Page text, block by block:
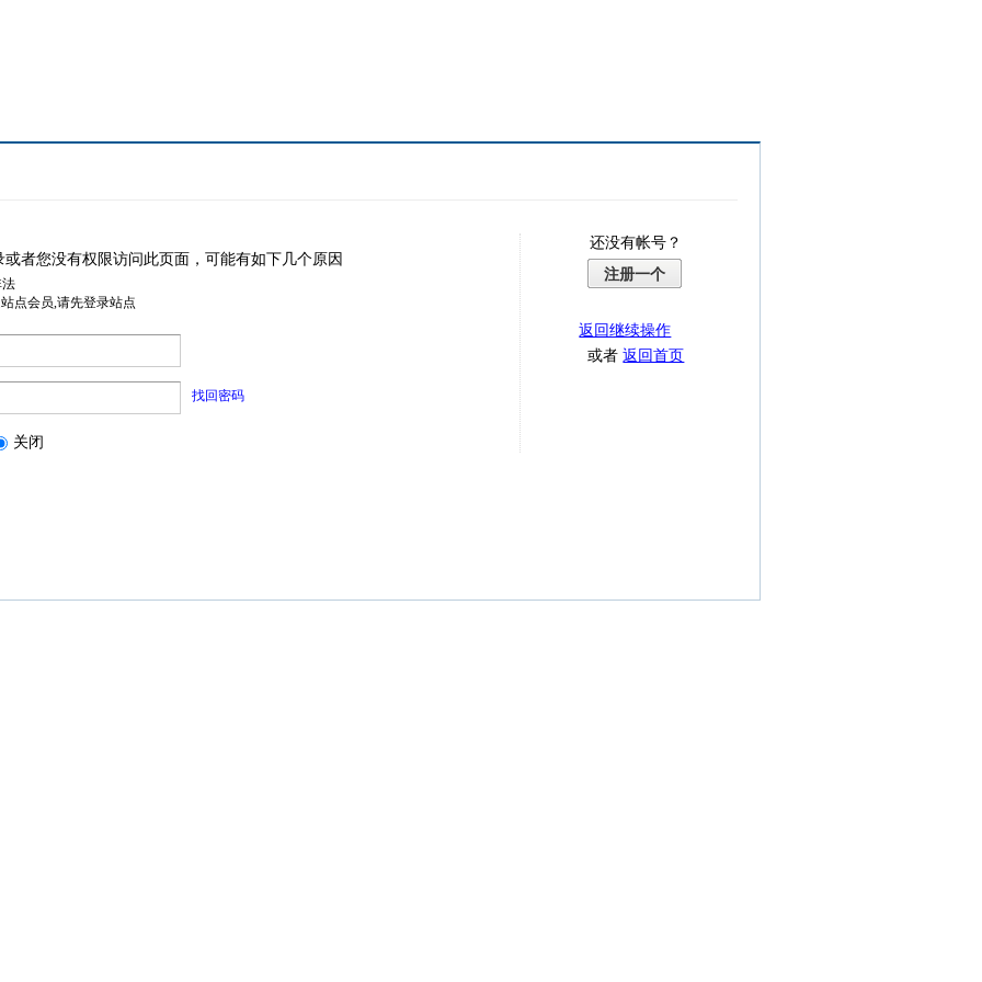
或者您没有权限访问此页面，可能有如下几个原因
点会员,请先登录站点
找回密码
关闭
还没有帐号？
注册一个
返回继续操作
或者返回首页